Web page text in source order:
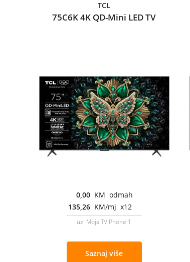
TCL
75C6K 4K QD-Mini LED TV
0,00 KM odmah
135,26 KM/mj x12
uz Moja TV Phone 1
Saznaj više